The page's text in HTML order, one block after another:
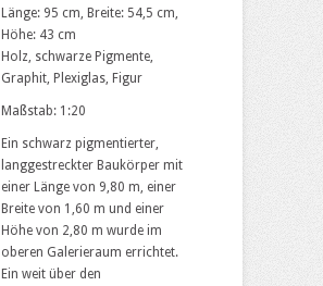
Länge: 95 cm, Breite: 54,5 cm,
Höhe: 43 cm
Holz, schwarze Pigmente,
Graphit, Plexiglas, Figur
Maßstab: 1:20
Ein schwarz pigmentierter,
langgestreckter Baukörper mit
einer Länge von 9,80 m, einer
Breite von 1,60 m und einer
Höhe von 2,80 m wurde im
oberen Galerieraum errichtet.
Ein weit über den